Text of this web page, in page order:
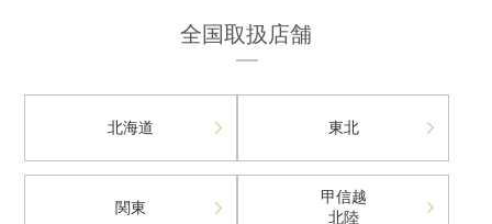
全国取扱店舗
北海道 東北
関東
甲信越
北陸